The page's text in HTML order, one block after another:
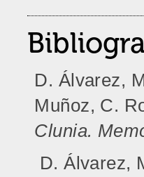
D. Álvarez,
Muñoz, C.
Clunia.
D. Álvarez,